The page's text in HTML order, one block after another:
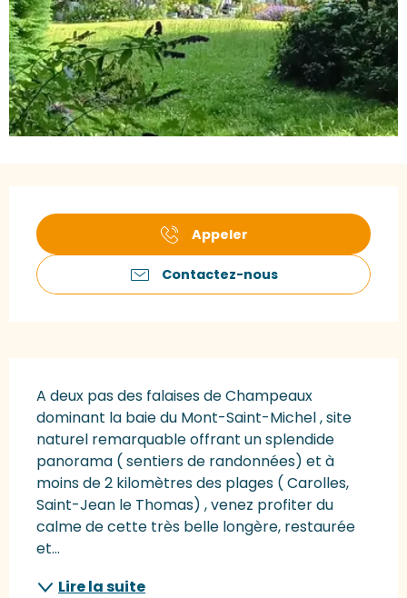
Appeler
Contactez-nous
A deux pas des falaises de Champeaux
dominant la baie du Mont-Saint-Michel , site
naturel remarquable offrant un splendide
panorama ( sentiers de randonnées) et à
moins de 2 kilomètres des plages ( Carolles,
Saint-Jean le Thomas) , venez profiter du
calme de cette très belle longère, restaurée
et...
Lire la suite